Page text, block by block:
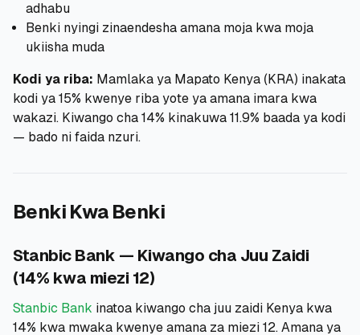
adhabu
Benki nyingi zinaendesha amana moja kwa moja
ukiisha muda
Kodi ya riba: Mamlaka ya Mapato Kenya (KRA) inakata
kodi ya 15% kwenye riba yote ya amana imara kwa
wakazi. Kiwango cha 14% kinakuwa 11.9% baada ya kodi
— bado ni faida nzuri.
Benki Kwa Benki
Stanbic Bank — Kiwango cha Juu Zaidi
(14% kwa miezi 12)
Stanbic Bank inatoa kiwango cha juu zaidi Kenya kwa
14% kwa mwaka kwenye amana za miezi 12. Amana ya